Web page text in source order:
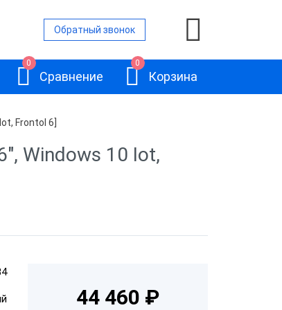
Обратный звонок
0
Сравнение
0
Корзина
ОС
Frontol 6]
Windows 10 Iot,
44 460 ₽